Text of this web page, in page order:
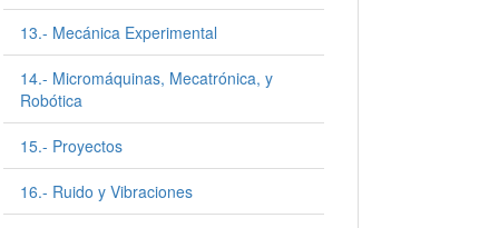
13.- Mecánica Experimental
14.- Micromáquinas, Mecatrónica, y
Robótica
15.- Proyectos
16.- Ruido y Vibraciones